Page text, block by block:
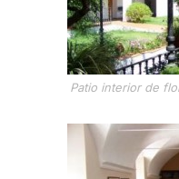
Patio interior de